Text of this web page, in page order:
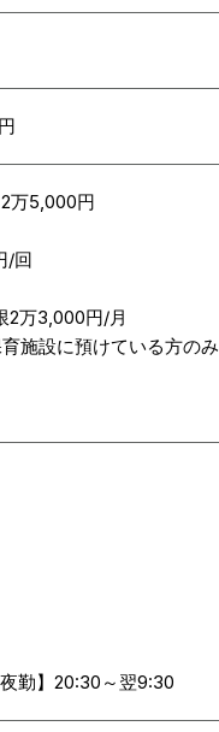
万5,000円
/回
万3,000円/月
施設に預けている方のみ